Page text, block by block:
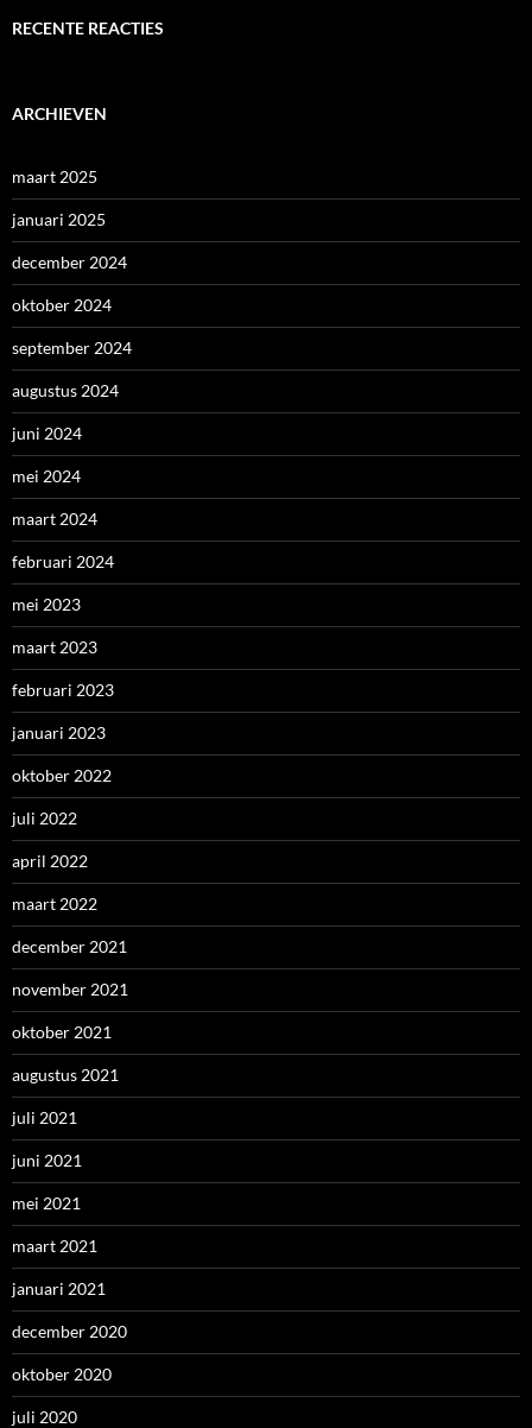
RECENTE REACTIES
ARCHIEVEN
maart 2025
januari 2025
december 2024
oktober 2024
september 2024
augustus 2024
juni 2024
mei 2024
maart 2024
februari 2024
mei 2023
maart 2023
februari 2023
januari 2023
oktober 2022
juli 2022
april 2022
maart 2022
december 2021
november 2021
oktober 2021
augustus 2021
juli 2021
juni 2021
mei 2021
maart 2021
januari 2021
december 2020
oktober 2020
juli 2020